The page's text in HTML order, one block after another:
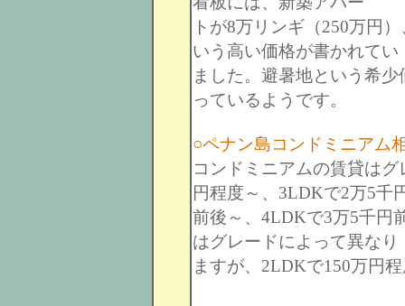
トが8万リンギ（250万円
いう高い価格が書かれてい
ました。避暑地という希
っているようです。
○ペナン島コンドミニアム
コンドミニアムの賃貸は
円程度～、3LDKで2万5千
前後～、4LDKで3万5千円
はグレードによって異なり
ますが、2LDKで150万円